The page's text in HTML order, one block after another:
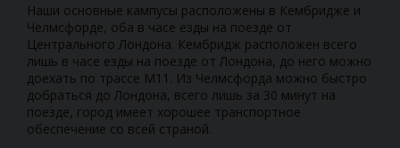
Наши основные кампусы расположены в Кембридже и
Челмсфорде, оба в часе езды на поезде от
Центрального Лондона. Кембридж расположен всего
лишь в часе езды на поезде от Лондона, до него можно
доехать по трассе M11. Из Челмсфорда можно быстро
добраться до Лондона, всего лишь за 30 минут на
поезде, город имеет хорошее транспортное
обеспечение со всей страной.